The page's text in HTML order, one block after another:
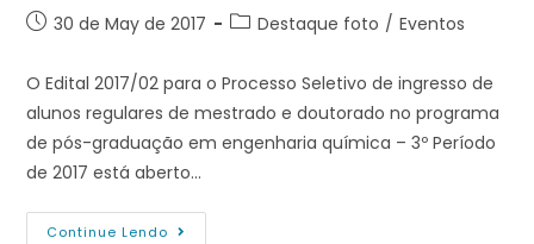
30 de May de 2017 Destaque foto / Eventos
O Edital 2017/02 para o Processo Seletivo de ingresso de
alunos regulares de mestrado e doutorado no programa
de pós-graduação em engenharia química – 3º Período
de 2017 está aberto…
Continue Lendo